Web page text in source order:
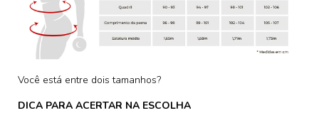
Você está entre dois tamanhos?
DICA PARA ACERTAR NA ESCOLHA